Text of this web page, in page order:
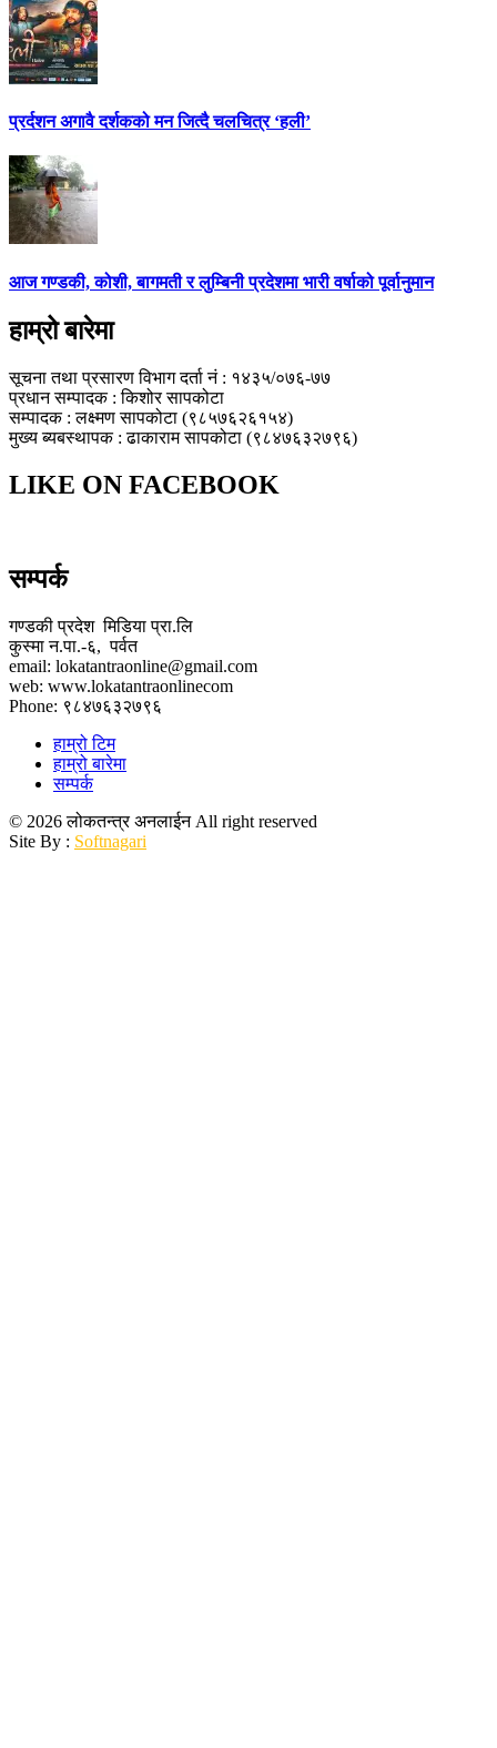
प्रर्दशन अगावै दर्शकको मन जित्दै चलचित्र ‘हली’
आज गण्डकी, कोशी, बागमती र लुम्बिनी प्रदेशमा भारी वर्षाको पूर्वानुमान
हाम्रो बारेमा
सूचना तथा प्रसारण विभाग दर्ता नं : १४३५/०७६-७७
प्रधान सम्पादक : किशोर सापकोटा
सम्पादक : लक्ष्मण सापकोटा (९८५७६२६१५४)
मुख्य ब्यबस्थापक : ढाकाराम सापकोटा (९८४७६३२७९६)
LIKE ON FACEBOOK
सम्पर्क
गण्डकी प्रदेश मिडिया प्रा.लि
कुस्मा न.पा.-६, पर्वत
email: lokatantraonline@gmail.com
web: www.lokatantraonlinecom
Phone: ९८४७६३२७९६
हाम्रो टिम
हाम्रो बारेमा
सम्पर्क
© 2026 लोकतन्त्र अनलाईन All right reserved
Site By : Softnagari